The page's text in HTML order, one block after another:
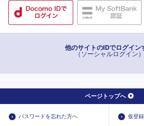
他のサイトのIDでログイン
（ソーシャルログイン）
ページトップへ
パスワードを忘れた方へ 仮登